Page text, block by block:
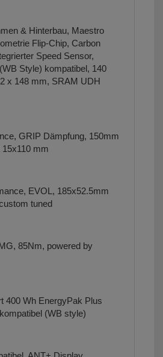
& Hinterbau, Maestro
Flip-Chip, Carbon
Speed Sensor,
Style) kompatibel, 140
x 148 mm, SRAM UDH
GRIP Dämpfung, 150mm
mm
EVOL, 185x52.5mm
tuned
85Nm, powered by
400 Wh EnergyPak Plus
(WB style)